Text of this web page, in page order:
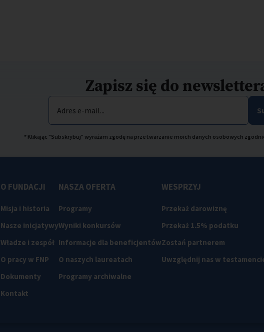
Zapisz się do
Adres e-mail...
* Klikając "Subskrybuj" wyrażam zgodę na przetwarzanie moich danych osobowych
O FUNDACJI
Misja i historia
Nasze inicjatywy
Władze i zespół
O pracy w FNP
Dokumenty
Kontakt
NASZA OFERTA
Programy
Wyniki konkursów
Informacje dla beneficjentów
O naszych laureatach
Programy archiwalne
WESPRZYJ
Przekaż darowiznę
Przekaż 1.5% podatku
Zostań partnerem
Uwzględnij nas w